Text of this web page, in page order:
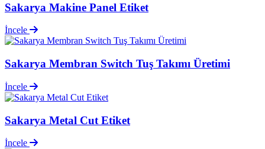
Sakarya Makine Panel Etiket
İncele
Sakarya Membran Switch Tuş Takımı Üretimi
İncele
Sakarya Metal Cut Etiket
İncele